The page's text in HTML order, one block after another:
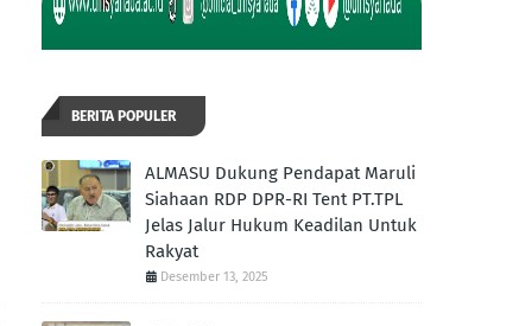
BERITA POPULER
ALMASU Dukung Pendapat Maruli
Siahaan RDP DPR-RI Tent PT.TPL
Jelas Jalur Hukum Keadilan Untuk
Rakyat
Desember 13, 2025